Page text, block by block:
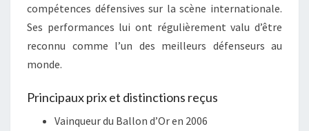
compétences défensives sur la scène internationale.
Ses performances lui ont régulièrement valu d’être
reconnu comme l’un des meilleurs défenseurs au
monde.
Principaux prix et distinctions reçus
Vainqueur du Ballon d’Or en 2006